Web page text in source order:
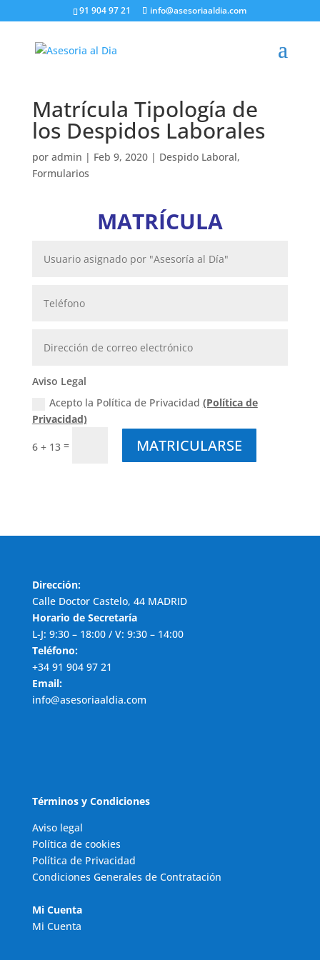
91 904 97 21 info@asesoriaaldia.com
Matrícula Tipología de
los Despidos Laborales
por admin | Feb 9, 2020| Despido Laboral,
Formularios
MATRÍCULA
Aviso Legal
Acepto la Política de Privacidad (Política de
Privacidad)
6 + 13= MATRICULARSE
Dirección:
Calle Doctor Castelo, 44 MADRID
Horario de Secretaría
L-J: 9:30 – 18:00 / V: 9:30 – 14:00
Teléfono:
+34 91 904 97 21
Email:
info@asesoriaaldia.com
Términos y Condiciones
Aviso legal
Política de cookies
Política de Privacidad
Condiciones Generales de Contratación
Mi Cuenta
Mi Cuenta